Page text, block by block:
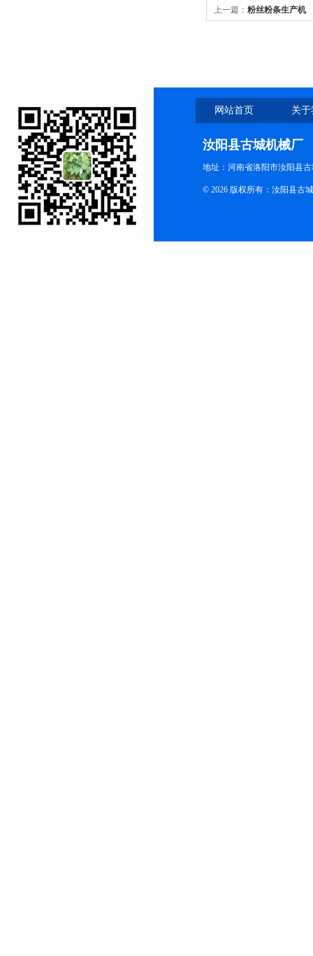
上一篇： 粉丝粉条生产机
网站首页 关
汝阳县古城机械厂
地址：河南省洛阳市汝阳县
© 2026 版权所有：汝阳县古